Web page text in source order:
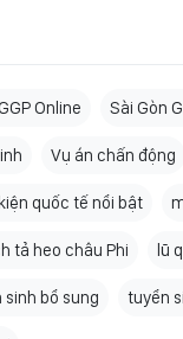
Online Sài Gòn
Vụ án chấn động
quốc tế nổi bật
tả heo châu Phi lũ
sinh bổ sung tuyển